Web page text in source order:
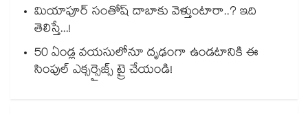
మియాపూర్ సంతోష్ దాబాకు వెళ్తుంటారా..? ఇది
తెలిస్తే...!
50 ఏండ్ల వయసులోనూ దృఢంగా ఉండటానికి ఈ
సింపుల్ ఎక్సర్సైజ్స్ ట్రై చేయండి!